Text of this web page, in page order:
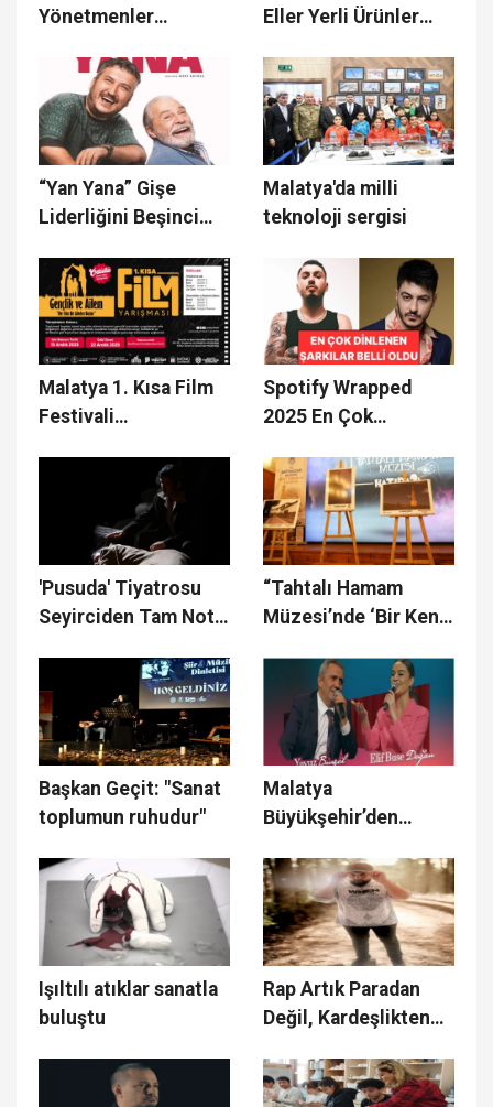
Yönetmenler
Ceylan 23. Sırada
Eller Yerli Ürünler
“Yan Yana” Gişe
Liderliğini Beşinci
Malatya'da milli
teknoloji sergisi
Malatya 1. Kısa Film
Festivali
Tarih: 15 Aralık
Spotify Wrapped
2025 En Çok
Belli Oldu!
'Pusuda' Tiyatrosu
Seyirciden Tam Not
“Tahtalı Hamam
Müzesi’nde ‘Bir Kent,
Fotoğraf Sergisi
Açıldı”
Başkan Geçit: "Sanat
toplumun ruhudur"
Malatya
Büyükşehir’den
Buse Doğan Konseri
Müjdesi
Işıltılı atıklar sanatla
buluştu
Rap Artık Paradan
Değil, Kardeşlikten